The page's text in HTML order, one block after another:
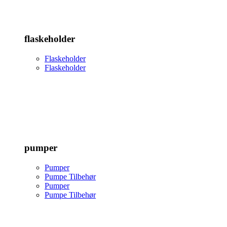
flaskeholder
Flaskeholder
Flaskeholder
pumper
Pumper
Pumpe Tilbehør
Pumper
Pumpe Tilbehør